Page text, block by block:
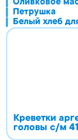
Оливковое
Петрушка
Белый хлеб
Креветки
головы с/м